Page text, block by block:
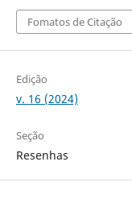
Fomatos de Citação
Edição
v. 16 (2024)
Seção
Resenhas